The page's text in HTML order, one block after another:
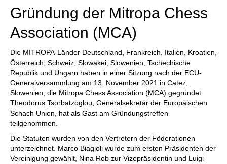
Gründung der Mitropa Chess
Association (MCA)
Die MITROPA-Länder Deutschland, Frankreich, Italien, Kroatien,
Österreich, Schweiz, Slowakei, Slowenien, Tschechische
Republik und Ungarn haben in einer Sitzung nach der ECU-
Generalversammlung am 13. November 2021 in Catez,
Slowenien, die Mitropa Chess Association (MCA) gegründet.
Theodorus Tsorbatzoglou, Generalsekretär der Europäischen
Schach Union, hat als Gast am Gründungstreffen
teilgenommen.
Die Statuten wurden von den Vertretern der Föderationen
unterzeichnet. Marco Biagioli wurde zum ersten Präsidenten der
Vereinigung gewählt, Nina Rob zur Vizepräsidentin und Luigi